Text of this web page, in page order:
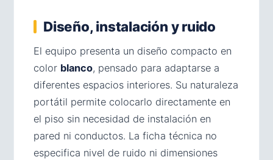
Diseño, instalación y ruido
El equipo presenta un diseño compacto en
color blanco, pensado para adaptarse a
diferentes espacios interiores. Su naturaleza
portátil permite colocarlo directamente en
el piso sin necesidad de instalación en
pared ni conductos. La ficha técnica no
especifica nivel de ruido ni dimensiones